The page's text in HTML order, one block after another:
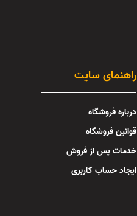
راهنمای سایت
درباره فروشگاه
قوانین فروشگاه
خدمات پس از فروش
ایجاد حساب کاربری